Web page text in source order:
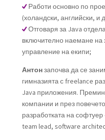
Работи основно по
(холандски, английски, и
Отговаря за Jаva
включително наемане
управление на екипи;
Антонзапочва да се
гимназията с freelance
Java приложения.
компании и през
разработката на
team lead, software